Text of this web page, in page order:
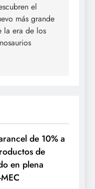
el
más grande
la era de los
de 10% a
de
en plena